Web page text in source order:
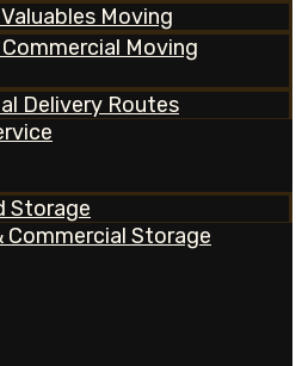
Moving
Moving
Delivery Routes
Storage
Commercial Storage